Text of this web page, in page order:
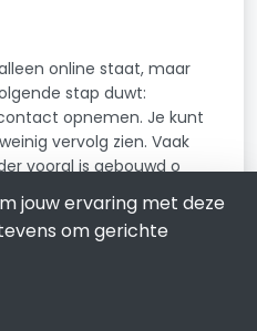
online staat, maar
stap duwt:
opnemen. Je kunt
vervolg zien. Vaak
vooral is gebouwd o
jouw ervaring met deze
om gerichte